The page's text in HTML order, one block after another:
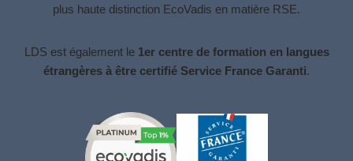
plus haute distinction EcoVadis en matière RSE.
LDS est également le 1er centre de formation en langues
étrangères à être certifié Service France Garanti.